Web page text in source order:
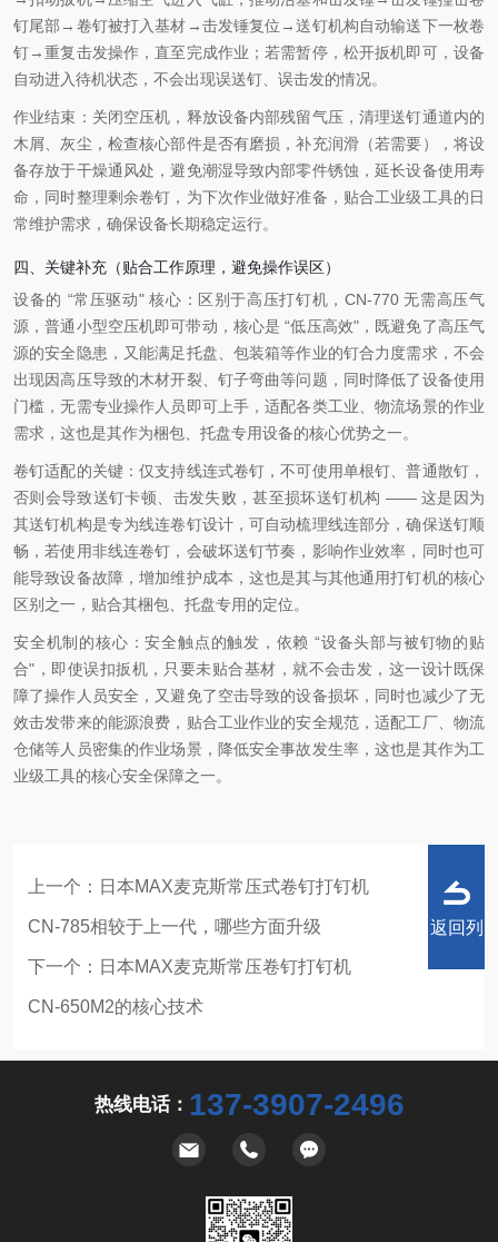
钉尾部→卷钉被打入基材→击发锤复位→送钉机构自动输送下一枚卷
钉→重复击发操作，直至完成作业；若需暂停，松开扳机即可，设备
自动进入待机状态，不会出现误送钉、误击发的情况。
作业结束：关闭空压机，释放设备内部残留气压，清理送钉通道内的
木屑、灰尘，检查核心部件是否有磨损，补充润滑（若需要），将设
备存放于干燥通风处，避免潮湿导致内部零件锈蚀，延长设备使用寿
命，同时整理剩余卷钉，为下次作业做好准备，贴合工业级工具的日
常维护需求，确保设备长期稳定运行。
四、关键补充（贴合工作原理，避免操作误区）
设备的 “常压驱动" 核心：区别于高压打钉机，CN-770 无需高压气
源，普通小型空压机即可带动，核心是 “低压高效"，既避免了高压气
源的安全隐患，又能满足托盘、包装箱等作业的钉合力度需求，不会
出现因高压导致的木材开裂、钉子弯曲等问题，同时降低了设备使用
门槛，无需专业操作人员即可上手，适配各类工业、物流场景的作业
需求，这也是其作为梱包、托盘专用设备的核心优势之一。
卷钉适配的关键：仅支持线连式卷钉，不可使用单根钉、普通散钉，
否则会导致送钉卡顿、击发失败，甚至损坏送钉机构 —— 这是因为
其送钉机构是专为线连卷钉设计，可自动梳理线连部分，确保送钉顺
畅，若使用非线连卷钉，会破坏送钉节奏，影响作业效率，同时也可
能导致设备故障，增加维护成本，这也是其与其他通用打钉机的核心
区别之一，贴合其梱包、托盘专用的定位。
安全机制的核心：安全触点的触发，依赖 “设备头部与被钉物的贴
合"，即使误扣扳机，只要未贴合基材，就不会击发，这一设计既保
障了操作人员安全，又避免了空击导致的设备损坏，同时也减少了无
效击发带来的能源浪费，贴合工业作业的安全规范，适配工厂、物流
仓储等人员密集的作业场景，降低安全事故发生率，这也是其作为工
业级工具的核心安全保障之一。
上一个： 日本MAX麦克斯常压式卷钉打钉机
CN-785相较于上一代，哪些方面升级
下一个： 日本MAX麦克斯常压卷钉打钉机
CN-650M2的核心技术
返回列
热线电话： 137-3907-2496